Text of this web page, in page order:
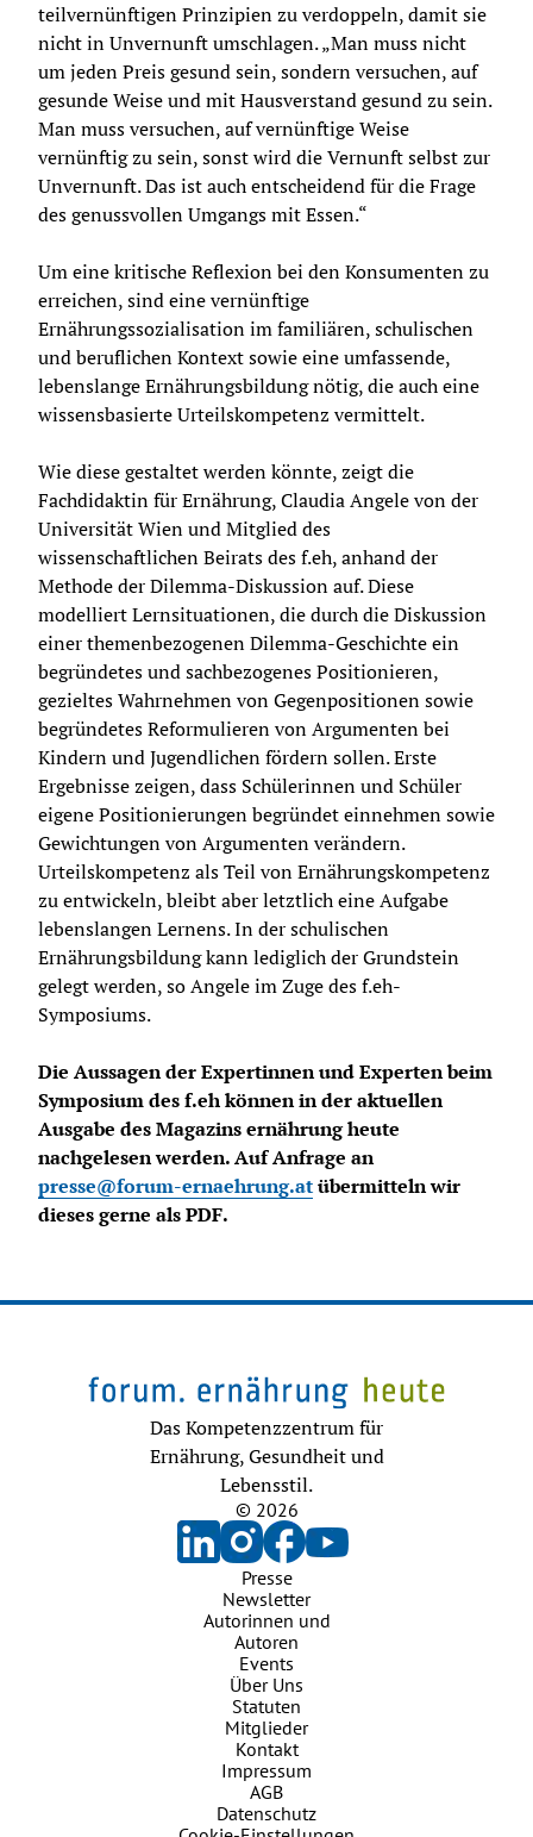
teilvernünftigen Prinzipien zu verdoppeln, damit sie
nicht in Unvernunft umschlagen. „Man muss nicht
um jeden Preis gesund sein, sondern versuchen, auf
gesunde Weise und mit Hausverstand gesund zu sein.
Man muss versuchen, auf vernünftige Weise
vernünftig zu sein, sonst wird die Vernunft selbst zur
Unvernunft. Das ist auch entscheidend für die Frage
des genussvollen Umgangs mit Essen.“
Um eine kritische Reflexion bei den Konsumenten zu
erreichen, sind eine vernünftige
Ernährungssozialisation im familiären, schulischen
und beruflichen Kontext sowie eine umfassende,
lebenslange Ernährungsbildung nötig, die auch eine
wissensbasierte Urteilskompetenz vermittelt.
Wie diese gestaltet werden könnte, zeigt die
Fachdidaktin für Ernährung, Claudia Angele von der
Universität Wien und Mitglied des
wissenschaftlichen Beirats des f.eh, anhand der
Methode der Dilemma-Diskussion auf. Diese
modelliert Lernsituationen, die durch die Diskussion
einer themenbezogenen Dilemma-Geschichte ein
begründetes und sachbezogenes Positionieren,
gezieltes Wahrnehmen von Gegenpositionen sowie
begründetes Reformulieren von Argumenten bei
Kindern und Jugendlichen fördern sollen. Erste
Ergebnisse zeigen, dass Schülerinnen und Schüler
eigene Positionierungen begründet einnehmen sowie
Gewichtungen von Argumenten verändern.
Urteilskompetenz als Teil von Ernährungskompetenz
zu entwickeln, bleibt aber letztlich eine Aufgabe
lebenslangen Lernens. In der schulischen
Ernährungsbildung kann lediglich der Grundstein
gelegt werden, so Angele im Zuge des f.eh-
Symposiums.
Die Aussagen der Expertinnen und Experten beim
Symposium des f.eh können in der aktuellen
Ausgabe des Magazins ernährung heute
nachgelesen werden. Auf Anfrage an
presse@forum-ernaehrung.at übermitteln wir
dieses gerne als PDF.
Das Kompetenzzentrum für
Ernährung, Gesundheit und
Lebensstil.
© 2026
Presse
Newsletter
Autorinnen und
Autoren
Events
Über Uns
Statuten
Mitglieder
Kontakt
Impressum
AGB
Datenschutz